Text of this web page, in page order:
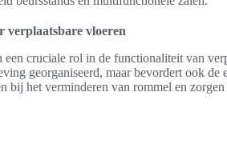
verplaatsbare vloeren
een cruciale rol in de functionaliteit van
georganiseerd, maar bevordert ook
bij het verminderen van rommel en